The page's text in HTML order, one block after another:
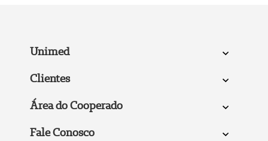
Unimed
Clientes
Área do Cooperado
Fale Conosco